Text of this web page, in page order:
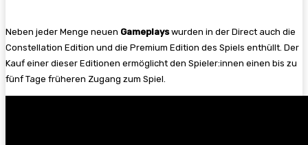
Neben jeder Menge neuen Gameplayswurden in der Direct auch die
Constellation Edition und die Premium Edition des Spiels enthüllt. Der
Kauf einer dieser Editionen ermöglicht den Spieler:innen einen bis zu
fünf Tage früheren Zugang zum Spiel.